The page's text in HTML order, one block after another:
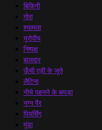
बिकिनी
गोरा
श्यामला
यूरोपीय
निष्पक्ष
बालदार
ऊँची एड़ी के जूते
लैटिना
नीचे पहनने के कपड़ा
नग्न पैर
पियर्सिंग
मुंडा